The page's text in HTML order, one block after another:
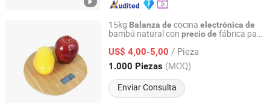
15kg Balanza de cocina electrónica de
bambú natural con preciode fábrica para
US$ 4,00-5,00 / Pieza
1.000 Piezas (MOQ)
Enviar Consulta
Zhongshan Xinfu Household Electronic Co., Ltd.
Guangdong, China Desde 2015